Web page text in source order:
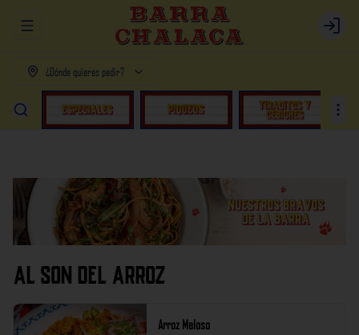
Abrir menu de navegación Login
¿Dónde quieres pedir?
AL SON DEL ARROZ
Arroz Meloso